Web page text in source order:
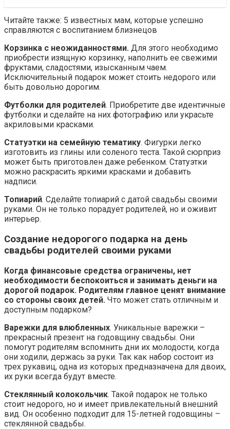
Читайте также: 5 известных мам, которые успешно
справляются с воспитанием близнецов
Корзинка с неожиданностями. Для этого необходимо
приобрести изящную корзинку, наполнить ее свежими
фруктами, сладостями, изысканным чаем.
Исключительный подарок может стоить недорого или
быть довольно дорогим.
Футболки для родителей. Приобретите две идентичные
футболки и сделайте на них фотографию или украсьте
акриловыми красками.
Статуэтки на семейную тематику. Фигурки легко
изготовить из глины или соленого теста. Такой сюрприз
может быть приготовлен даже ребенком. Статуэтки
можно раскрасить яркими красками и добавить
надписи.
Топиарий. Сделайте топиарий с датой свадьбы своими
руками. Он не только порадует родителей, но и оживит
интерьер.
Создание недорогого подарка на день
свадьбы родителей своими руками
Когда финансовые средства ограничены, нет
необходимости беспокоиться и занимать деньги на
дорогой подарок. Родителям главное ценят внимание
со стороны своих детей. Что может стать отличным и
доступным подарком?
Варежки для влюбленных. Уникальные варежки –
прекрасный презент на годовщину свадьбы. Они
помогут родителям вспомнить дни их молодости, когда
они ходили, держась за руки. Так как набор состоит из
трех рукавиц, одна из которых предназначена для двоих,
их руки всегда будут вместе.
Стеклянный колокольчик. Такой подарок не только
стоит недорого, но и имеет привлекательный внешний
вид. Он особенно подходит для 15-летней годовщины –
стеклянной свадьбы.